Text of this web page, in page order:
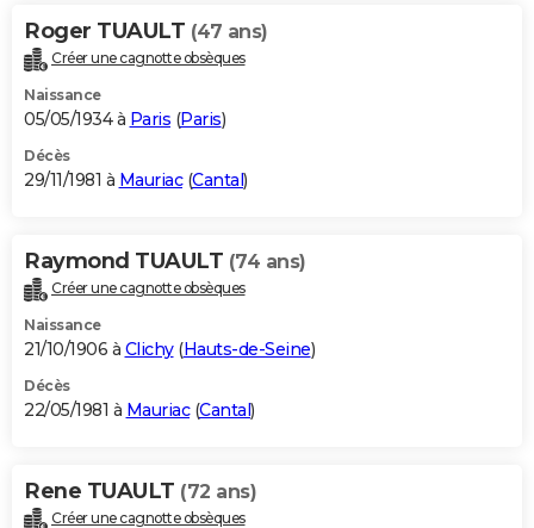
Roger TUAULT (47 ans)
Créer une cagnotte obsèques
Naissance
05/05/1934 à Paris (Paris)
Décès
29/11/1981 à Mauriac(Cantal)
Raymond TUAULT (74 ans)
Créer une cagnotte obsèques
Naissance
21/10/1906 à Clichy(Hauts-de-Seine)
Décès
22/05/1981 à Mauriac(Cantal)
Rene TUAULT (72 ans)
Créer une cagnotte obsèques